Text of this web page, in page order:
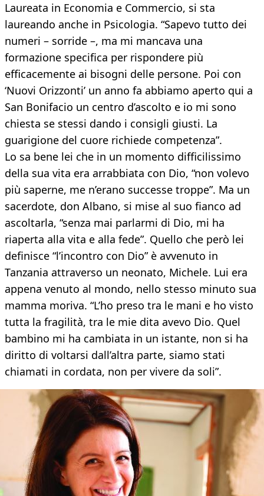
Laureata in Economia e Commercio, si sta
laureando anche in Psicologia. “Sapevo tutto dei
numeri – sorride –, ma mi mancava una
formazione specifica per rispondere più
efficacemente ai bisogni delle persone. Poi con
‘Nuovi Orizzonti’ un anno fa abbiamo aperto qui a
San Bonifacio un centro d’ascolto e io mi sono
chiesta se stessi dando i consigli giusti. La
guarigione del cuore richiede competenza”.
Lo sa bene lei che in un momento difficilissimo
della sua vita era arrabbiata con Dio, “non volevo
più saperne, me n’erano successe troppe”. Ma un
sacerdote, don Albano, si mise al suo fianco ad
ascoltarla, “senza mai parlarmi di Dio, mi ha
riaperta alla vita e alla fede”. Quello che però lei
definisce “l’incontro con Dio” è avvenuto in
Tanzania attraverso un neonato, Michele. Lui era
appena venuto al mondo, nello stesso minuto sua
mamma moriva. “L’ho preso tra le mani e ho visto
tutta la fragilità, tra le mie dita avevo Dio. Quel
bambino mi ha cambiata in un istante, non si ha
diritto di voltarsi dall’altra parte, siamo stati
chiamati in cordata, non per vivere da soli”.